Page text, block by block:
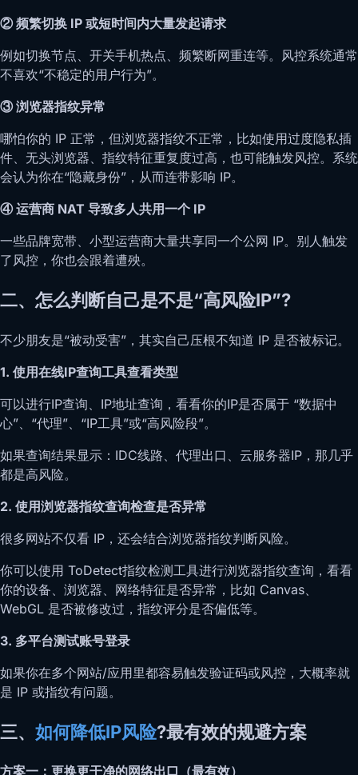
② 频繁切换 IP 或短时间内大量发起请求
例如切换节点、开关手机热点、频繁断网重连等。风控系统通常
不喜欢“不稳定的用户行为”。
③ 浏览器指纹异常
哪怕你的 IP 正常，但浏览器指纹不正常，比如使用过度隐私插
件、无头浏览器、指纹特征重复度过高，也可能触发风控。系统
会认为你在“隐藏身份”，从而连带影响 IP。
④ 运营商 NAT 导致多人共用一个 IP
一些品牌宽带、小型运营商大量共享同一个公网 IP。别人触发
了风控，你也会跟着遭殃。
二、怎么判断自己是不是“高风险IP”?
不少朋友是“被动受害”，其实自己压根不知道 IP 是否被标记。
1. 使用在线IP查询工具查看类型
可以进行IP查询、IP地址查询，看看你的IP是否属于 “数据中
心”、“代理”、“IP工具”或“高风险段”。
如果查询结果显示：IDC线路、代理出口、云服务器IP，那几乎
都是高风险。
2. 使用浏览器指纹查询检查是否异常
很多网站不仅看 IP，还会结合浏览器指纹判断风险。
你可以使用 ToDetect指纹检测工具进行浏览器指纹查询，看看
你的设备、浏览器、网络特征是否异常，比如 Canvas、
WebGL 是否被修改过，指纹评分是否偏低等。
3. 多平台测试账号登录
如果你在多个网站/应用里都容易触发验证码或风控，大概率就
是 IP 或指纹有问题。
三、 如何降低IP风险?最有效的规避方案
方案一：更换更干净的网络出口（最有效）